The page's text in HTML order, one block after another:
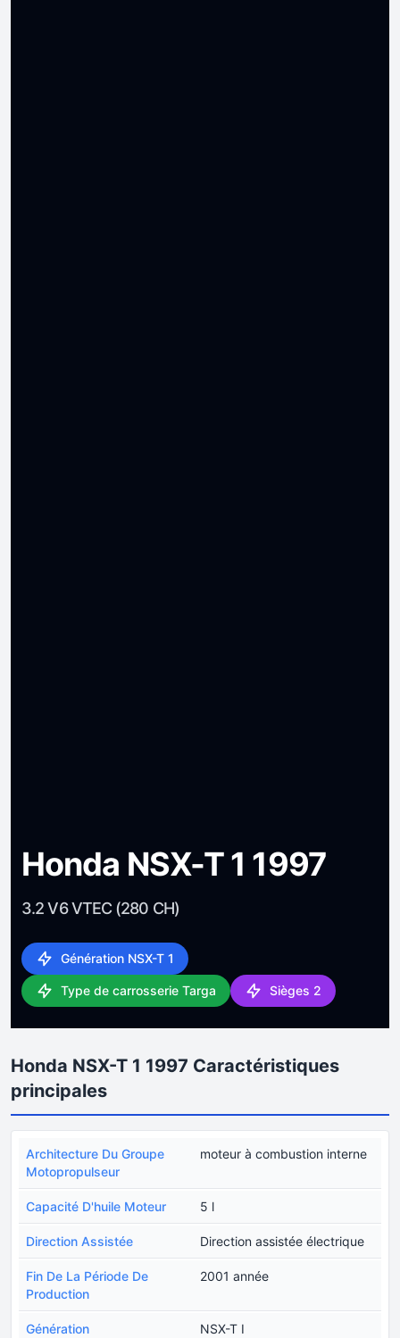
Honda NSX-T 1 1997
3.2 V6 VTEC (280 CH)
Génération NSX-T 1
Type de carrosserie Targa Sièges 2
Honda NSX-T 1 1997 Caractéristiques
principales
Architecture Du Groupe
Motopropulseur
moteur à combustion interne
Capacité D'huile Moteur 5 l
Direction Assistée Direction assistée électrique
Fin De La Période De
Production
2001 année
Génération NSX-T I